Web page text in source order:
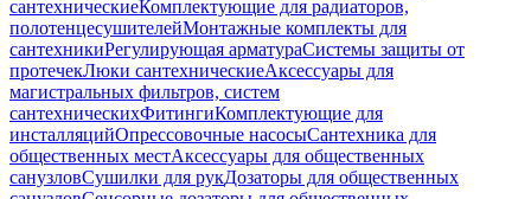
сантехническиеКомплектующие для радиаторов,
полотенцесушителейМонтажные комплекты для
сантехникиРегулирующая арматураСистемы защиты от
протечекЛюки сантехническиеАксессуары для
магистральных фильтров, систем
сантехническихФитингиКомплектующие для
инсталляцийОпрессовочные насосыСантехника для
общественных местАксессуары для общественных
санузловСушилки для рукДозаторы для общественных